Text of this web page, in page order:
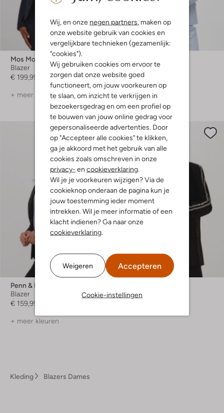
Wij, en onze negen partners, maken op
onze website gebruik van cookies en
vergelijkbare technieken (gezamenlijk:
"cookies").
Wij gebruiken cookies om ervoor te
zorgen dat onze website goed
functioneert, om jouw voorkeuren op
te slaan, om inzicht te verkrijgen in
bezoekersgedrag en om een profiel op
te bouwen van jouw online gedrag voor
gepersonaliseerde advertenties. Door
op "Accepteer alle cookies" te klikken,
ga je akkoord met het gebruik van alle
cookies zoals omschreven in onze
privacy- en cookieverklaring.
Wil je je voorkeuren wijzigen? Via de
cookieknop onderaan de pagina kun je
jouw toestemming ieder moment
intrekken. Wil je meer informatie of een
klacht indienen? Ga naar onze
cookieverklaring.
Weigeren Accepteren
Cookie-instellingen
Mos Mosh
Blazer
€ 199,99
+ meer kleuren
Laatste item
-20%
Blazer
€ 199,99
+ meer kleuren
Penn & Ink
Blazer
€ 159,99
+ meer kleuren
Blazer
Kleding Blazers Dames